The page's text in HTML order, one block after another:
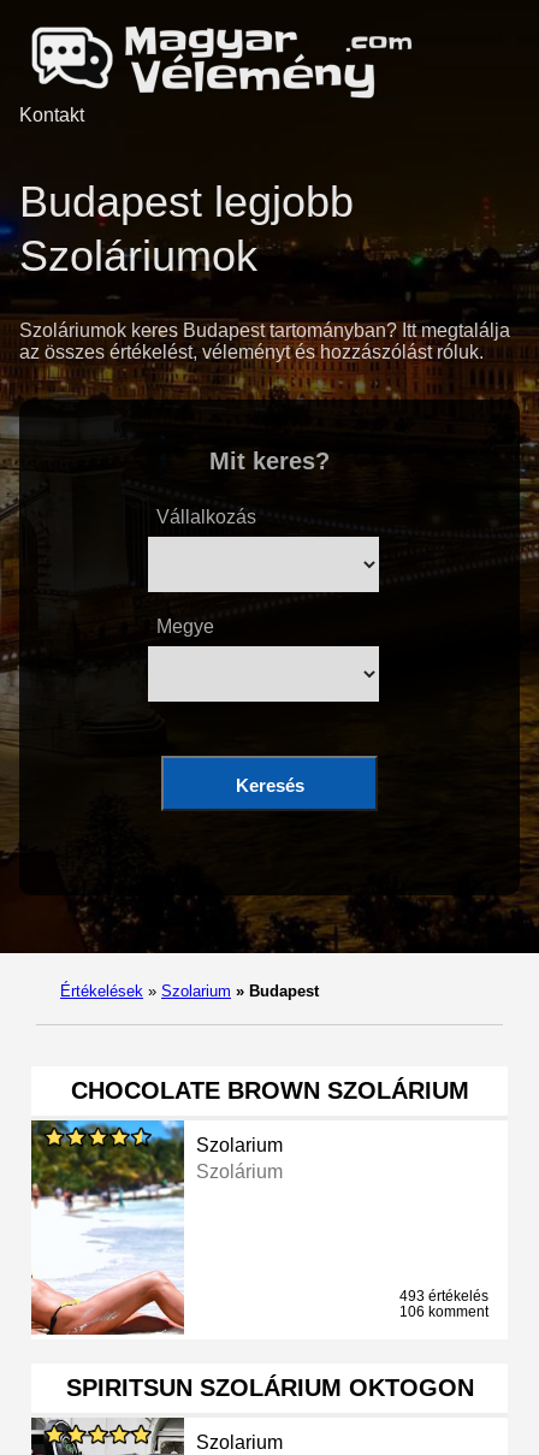
Kontakt
Budapest legjobb
Szoláriumok
Szoláriumok keres Budapest tartományban? Itt megtalálja
az összes értékelést, véleményt és hozzászólást róluk.
Mit keres?
Vállalkozás
Megye
Keresés
Értékelések » Szolarium » Budapest
CHOCOLATE BROWN SZOLÁRIUM
Szolarium
Szolárium
493 értékelés
106 komment
SPIRITSUN SZOLÁRIUM OKTOGON
Szolarium